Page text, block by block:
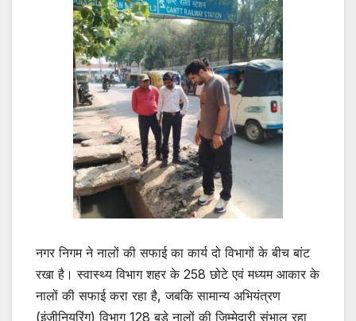
नगर निगम ने नालों की सफाई का कार्य दो विभागों के बीच बांट
रखा है। स्वास्थ्य विभाग शहर के 258 छोटे एवं मध्यम आकार के
नालों की सफाई करा रहा है, जबकि सामान्य अभियंत्रण
(इंजीनियरिंग) विभाग 128 बड़े नालों की जिम्मेदारी संभाल रहा